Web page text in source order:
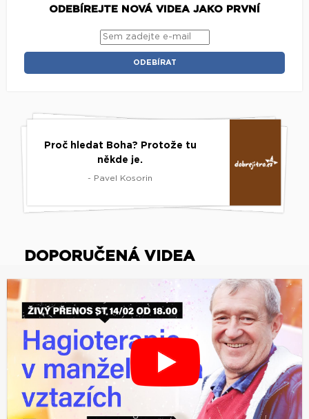
ODEBÍREJTE NOVÁ VIDEA JAKO PRVNÍ
Proč hledat Boha? Protože tu
někde je.
- Pavel Kosorin
DOPORUČENÁ VIDEA